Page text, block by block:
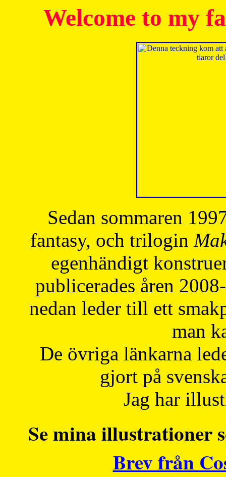
Welcome to my
Sedan sommaren
fantasy, och trilogin
egenhändigt
publicerades åren
nedan leder till ett
man
De övriga länkarna
gjort på
Jag har
Se mina illustrationer
Brev från